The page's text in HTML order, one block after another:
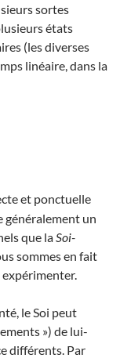
sortes
états
(les diverses
linéaire, dans la
et ponctuelle
généralement un
que la Soi-
sommes en fait
le Soi peut
») de lui-
différents. Par